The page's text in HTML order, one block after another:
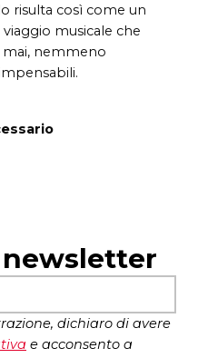
risulta così come un
musicale che
mai, nemmeno
dichiaro di avere
e acconsento a